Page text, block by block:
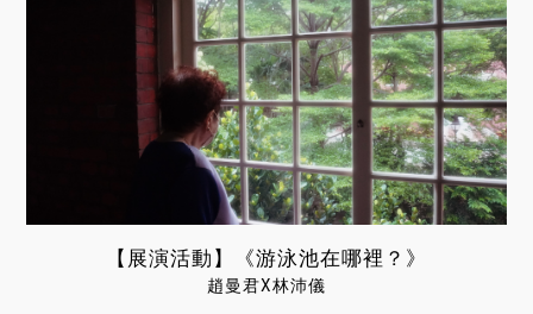
【展演活動】《游泳池在哪裡？》
趙曼君X林沛儀